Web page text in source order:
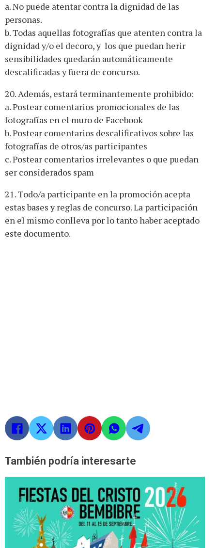
a. No puede atentar contra la dignidad de las
personas.
b. Todas aquellas fotografías que atenten contra la
dignidad y/o el decoro, y los que puedan herir
sensibilidades quedarán automáticamente
descalificadas y fuera de concurso.
20. Además, estará terminantemente prohibido:
a. Postear comentarios promocionales de las
fotografías en el muro de Facebook
b. Postear comentarios descalificativos sobre las
fotografías de otros/as participantes
c. Postear comentarios irrelevantes o que puedan
ser considerados spam
21. Todo/a participante en la promoción acepta
estas bases y reglas de concurso. La participación
en el mismo conlleva por lo tanto haber aceptado
este documento.
También podría interesarte